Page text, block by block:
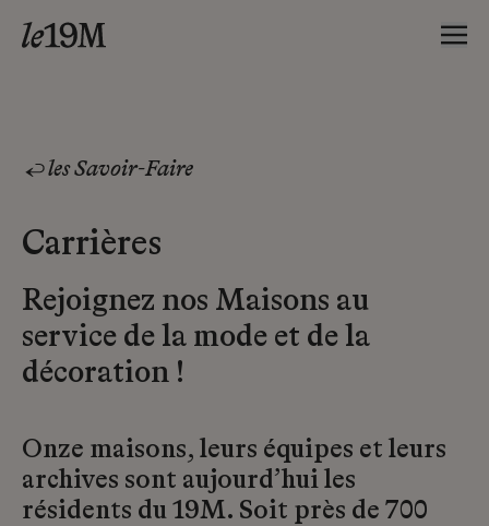
les Savoir-Faire
Carrières
Rejoignez nos Maisons au
service de la mode et de la
décoration !
Onze maisons, leurs équipes et leurs
archives sont aujourd’hui les
résidents du 19M. Soit près de 700